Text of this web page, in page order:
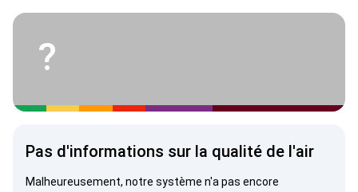
?
Pas d'informations sur la qualité de l'air
Malheureusement, notre système n'a pas encore